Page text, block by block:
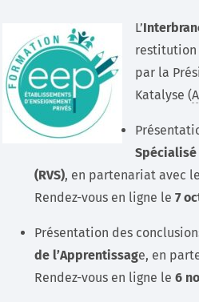
L’
restitution
par la
Katalyse (
Spécialisé
(RVS), en partenariat avec
Rendez-vous en ligne le 7
Présentation des
de l’Apprentissage, en
Rendez-vous en ligne le 6